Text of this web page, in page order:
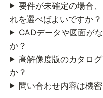
要件が未確定の場合
れを選べばよいですか？
CADデータや図面が
か？
高解像度版のカタロ
か？
問い合わせ内容は機